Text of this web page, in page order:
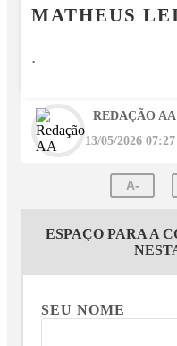
MATHEUS
.
REDAÇÃO AA
13/05/2026 07:27
A-
ESPAÇO PARA A
SEU NOME